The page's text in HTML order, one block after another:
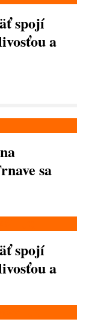
spojí
a
sa
spojí
a